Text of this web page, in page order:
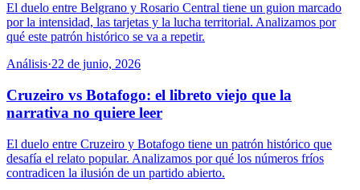
El duelo entre Belgrano y Rosario Central tiene un guion marcado
por la intensidad, las tarjetas y la lucha territorial. Analizamos por
qué este patrón histórico se va a repetir.
Análisis·22 de junio, 2026
Cruzeiro vs Botafogo: el libreto viejo que la
narrativa no quiere leer
El duelo entre Cruzeiro y Botafogo tiene un patrón histórico que
desafía el relato popular. Analizamos por qué los números fríos
contradicen la ilusión de un partido abierto.